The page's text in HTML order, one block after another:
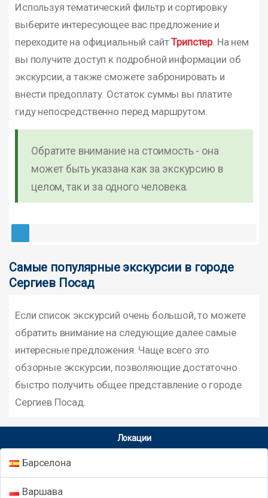
Используя тематический фильтр и сортировку
выберите интересующее вас предложение и
переходите на официальный сайтТрипстер. На нем
вы получите доступ к подробной информации об
экскурсии, а также сможете забронировать и
внести предоплату. Остаток суммы вы платите
гиду непосредственно перед маршрутом.
Обратите внимание на стоимость - она
может быть указана как за экскурсию в
целом, так и за одного человека.
Самые популярные экскурсии в городе
Сергиев Посад
Если список экскурсий очень большой, то можете
обратить внимание на следующие далее самые
интересные предложения. Чаще всего это
обзорные экскурсии, позволяющие достаточно
быстро получить общее представление о городе
Сергиев Посад.
Локации
Барселона
Варшава